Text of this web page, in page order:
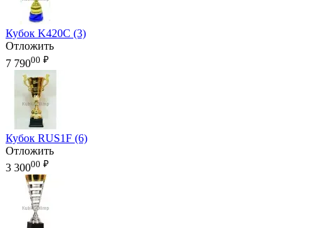
Кубок K420C (3)
Отложить
7 79000 ₽
Кубок RUS1F (6)
Отложить
3 30000 ₽